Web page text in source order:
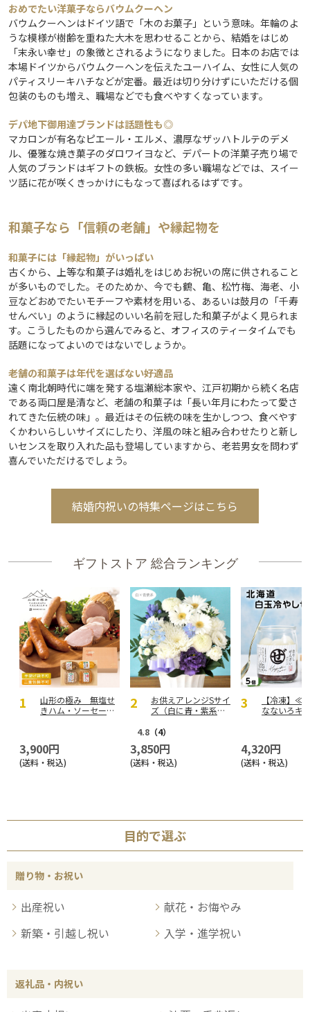
おめでたい洋菓子ならバウムクーヘン
バウムクーヘンはドイツ語で「木のお菓子」という意味。年輪のよ
うな模様が樹齢を重ねた大木を思わせることから、結婚をはじめ
「末永い幸せ」の象徴とされるようになりました。日本のお店では
本場ドイツからバウムクーヘンを伝えたユーハイム、女性に人気の
パティスリーキハチなどが定番。最近は切り分けずにいただける個
包装のものも増え、職場などでも食べやすくなっています。
デパ地下御用達ブランドは話題性も◎
マカロンが有名なピエール・エルメ、濃厚なザッハトルテのデメ
ル、優雅な焼き菓子のダロワイヨなど、デパートの洋菓子売り場で
人気のブランドはギフトの鉄板。女性の多い職場などでは、スイー
ツ話に花が咲くきっかけにもなって喜ばれるはずです。
和菓子なら「信頼の老舗」や縁起物を
和菓子には「縁起物」がいっぱい
古くから、上等な和菓子は婚礼をはじめお祝いの席に供されること
が多いものでした。そのためか、今でも鶴、亀、松竹梅、海老、小
豆などおめでたいモチーフや素材を用いる、あるいは鼓月の「千寿
せんべい」のように縁起のいい名前を冠した和菓子がよく見られま
す。こうしたものから選んでみると、オフィスのティータイムでも
話題になってよいのではないでしょうか。
老舗の和菓子は年代を選ばない好適品
遠く南北朝時代に端を発する塩瀬総本家や、江戸初期から続く名店
である両口屋是清など、老舗の和菓子は「長い年月にわたって愛さ
れてきた伝統の味」。最近はその伝統の味を生かしつつ、食べやす
くかわいらしいサイズにしたり、洋風の味と組み合わせたりと新し
いセンスを取り入れた品も登場していますから、老若男女を問わず
喜んでいただけるでしょう。
結婚内祝いの特集ページはこちら
ギフトストア 総合ランキング
山形の極み 無塩せ
きハム・ソーセージ
3,900円
(送料・税込)
お供えアレンジSサイ
ズ（白に青・紫系を
4.8 （4）
3,850円
(送料・税込)
【冷凍】≪
なないろキ
4,320円
(送料・税込)
目的で選ぶ
贈り物・お祝い
出産祝い
献花・お悔やみ
新築・引越し祝い
入学・進学祝い
返礼品・内祝い